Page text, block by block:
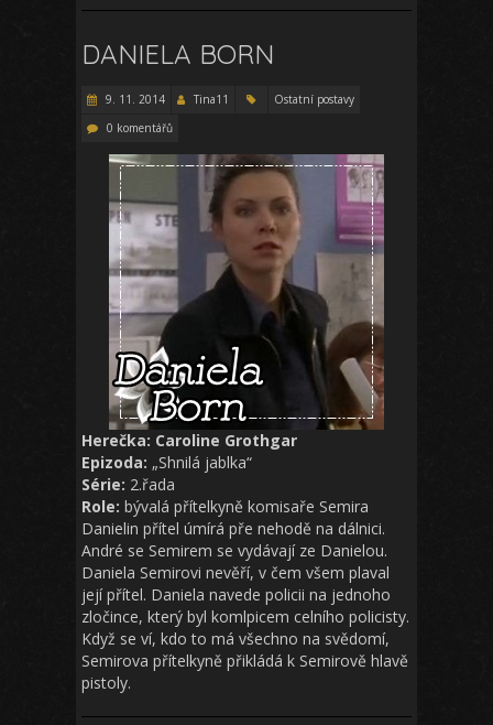
DANIELA BORN
9. 11. 2014 Tina11
Ostatní postavy
0 komentářů
Herečka: Caroline Grothgar
Epizoda: „Shnilá jablka“
Série: 2.řada
Role: bývalá přítelkyně komisaře Semira
Danielin přítel úmírá pře nehodě na dálnici.
André se Semirem se vydávají ze Danielou.
Daniela Semirovi nevěří, v čem všem plaval
její přítel. Daniela navede policii na jednoho
zločince, který byl komlpicem celního policisty.
Když se ví, kdo to má všechno na svědomí,
Semirova přítelkyně přikládá k Semirově hlavě
pistoly.